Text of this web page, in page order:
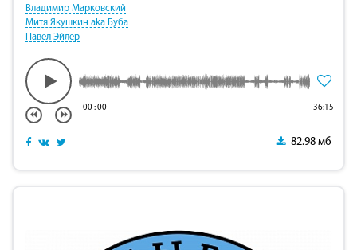
Владимир Марковский
Митя Якушкин aka Буба
Павел Эйлер
00:00 36:15
82.98 мб